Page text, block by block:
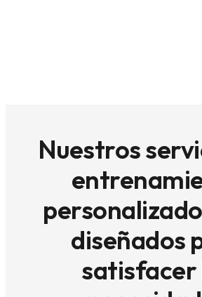
Nuestros
diseñados
satisfacer